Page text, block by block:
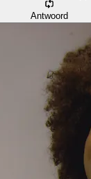
Antwoord